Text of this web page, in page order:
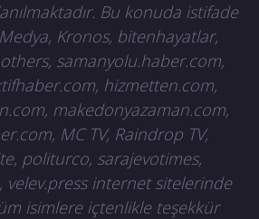
Bu konuda istifade
Kronos, bitenhayatlar,
samanyolu.haber.com,
hizmetten.com,
makedonyazaman.com,
MC TV, Raindrop TV,
politurco, sarajevotimes,
velev.press internet sitelerinde
isimlere içtenlikle teşekkür